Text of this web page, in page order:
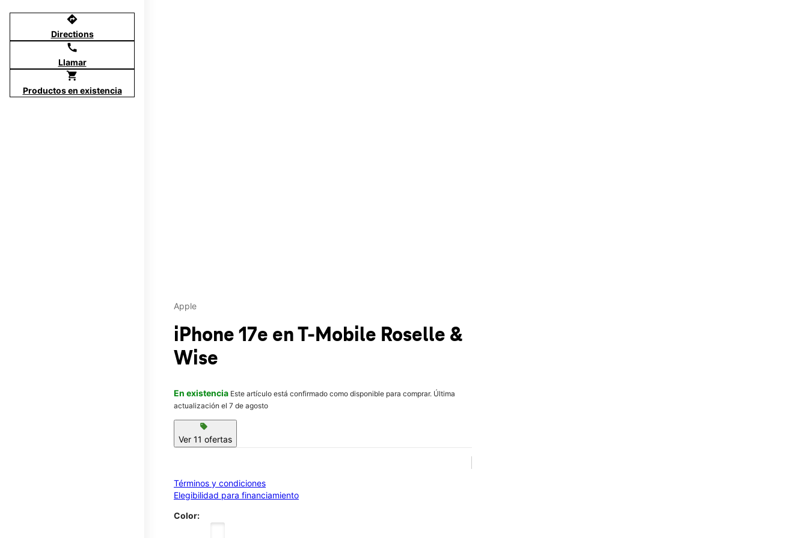
directions
Directions
call
Llamar
shopping_cart
Productos en existencia
Apple
iPhone 17e en T-Mobile Roselle &
Wise
En existencia Este artículo está confirmado como disponible para comprar. Última
actualización el 7 de agosto
sell
Ver 11 ofertas
Términos y condiciones
Elegibilidad para financiamiento
Color: